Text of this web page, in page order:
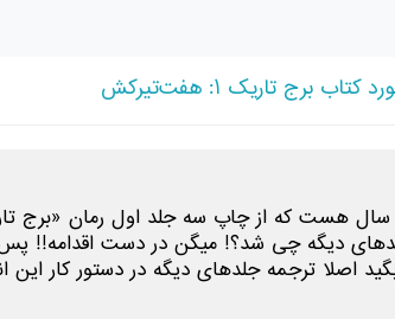
برج تاریک ۱: هفت‌تیرکش
سال هست که از چاپ سه جلد اول رمان «برج
دیگه چی شد؟! میگن در دست اقدامه!! پس
اصلا ترجمه جلدهای دیگه در دستور کار